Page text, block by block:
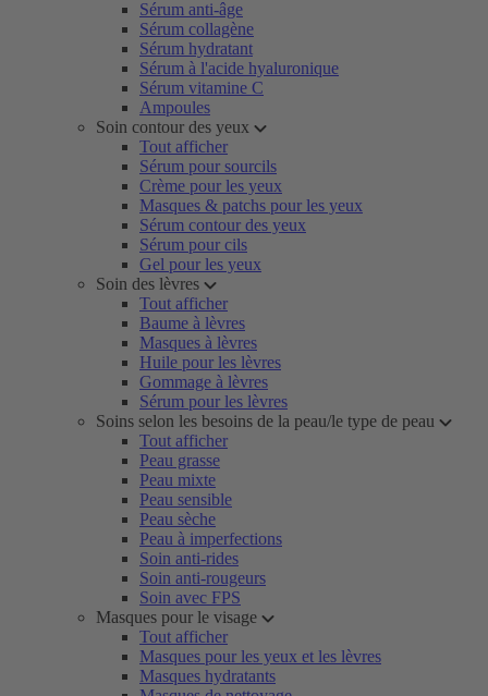
Sérum anti-âge
Sérum collagène
Sérum hydratant
Sérum à l'acide hyaluronique
Sérum vitamine C
Ampoules
Soin contour des yeux
Tout afficher
Sérum pour sourcils
Crème pour les yeux
Masques & patchs pour les yeux
Sérum contour des yeux
Sérum pour cils
Gel pour les yeux
Soin des lèvres
Tout afficher
Baume à lèvres
Masques à lèvres
Huile pour les lèvres
Gommage à lèvres
Sérum pour les lèvres
Soins selon les besoins de la peau/le type de peau
Tout afficher
Peau grasse
Peau mixte
Peau sensible
Peau sèche
Peau à imperfections
Soin anti-rides
Soin anti-rougeurs
Soin avec FPS
Masques pour le visage
Tout afficher
Masques pour les yeux et les lèvres
Masques hydratants